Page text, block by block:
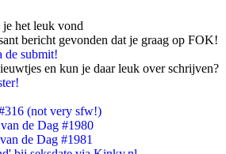
het leuk vond
bericht gevonden dat je graag op FOK!
de submit!
en kun je daar leuk over schrijven?
(not very sfw!)
de Dag #1980
de Dag #1981